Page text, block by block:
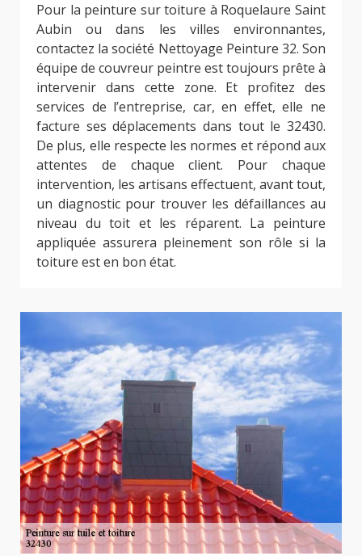
Pour la peinture sur toiture à Roquelaure Saint
Aubin ou dans les villes environnantes,
contactez la société Nettoyage Peinture 32. Son
équipe de couvreur peintre est toujours prête à
intervenir dans cette zone. Et profitez des
services de l’entreprise, car, en effet, elle ne
facture ses déplacements dans tout le 32430.
De plus, elle respecte les normes et répond aux
attentes de chaque client. Pour chaque
intervention, les artisans effectuent, avant tout,
un diagnostic pour trouver les défaillances au
niveau du toit et les réparent. La peinture
appliquée assurera pleinement son rôle si la
toiture est en bon état.